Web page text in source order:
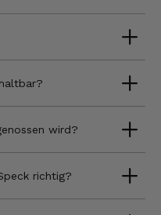
wird?
richtig?